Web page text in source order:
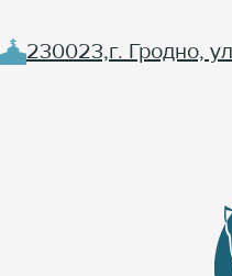
230023,г. Гродно,